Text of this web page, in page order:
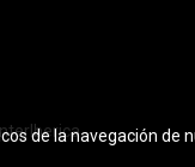
de la navegación